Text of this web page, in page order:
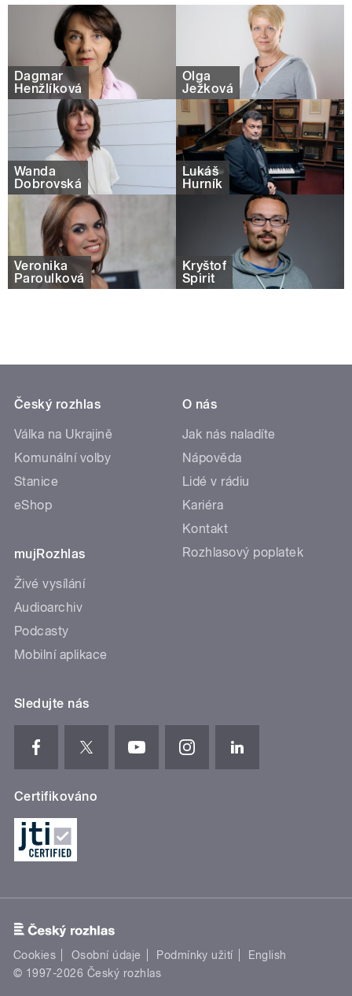
Dagmar
Henžlíková
Olga
Ježková
Wanda
Dobrovská
Lukáš
Hurník
Veronika
Paroulková
Kryštof
Spirit
Český rozhlas
Válka na Ukrajině
Komunální volby
Stanice
eShop
mujRozhlas
Živé vysílání
Audioarchiv
Podcasty
Mobilní aplikace
O nás
Jak nás naladíte
Nápověda
Lidé v rádiu
Kariéra
Kontakt
Rozhlasový poplatek
Sledujte nás
Certifikováno
Cookies Osobní údaje Podmínky užití
English
© 1997-2026 Český rozhlas